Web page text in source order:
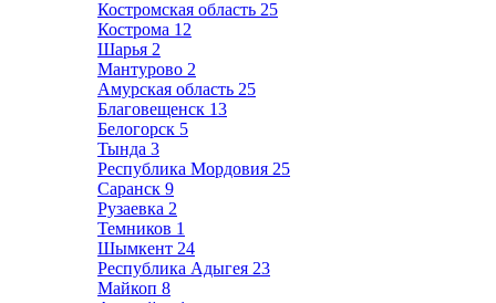
Костромская область 25
Кострома 12
Шарья 2
Мантурово 2
Амурская область 25
Благовещенск 13
Белогорск 5
Тында 3
Республика Мордовия 25
Саранск 9
Рузаевка 2
Темников 1
Шымкент 24
Республика Адыгея 23
Майкоп 8